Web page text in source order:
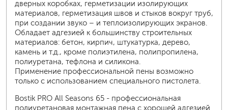
дверных коробках, герметизации изолирующих
материалов, герметизация швов и стыков вокруг труб,
при создании звуко – и теплоизолирующих экранов.
Обладает адгезией к большинству строительных
материалов: бетон, кирпич, штукатурка, дерево,
камень и т.д., кроме полиэтилена, полипропилена,
полиуретана, тефлона и силикона.
Применение профессиональной пены возможно
только с использованием специального пистолета.
Bostik PRO All Seasons 65 - профессиональная
полиуретановая монтажная пена с хорошей адгезией